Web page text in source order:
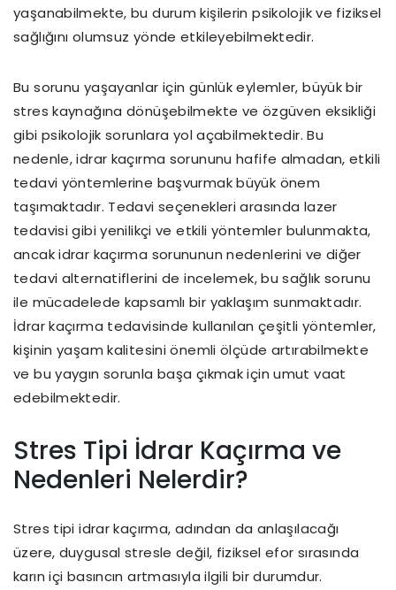
yaşanabilmekte, bu durum kişilerin psikolojik ve fiziksel
sağlığını olumsuz yönde etkileyebilmektedir.
Bu sorunu yaşayanlar için günlük eylemler, büyük bir
stres kaynağına dönüşebilmekte ve özgüven eksikliği
gibi psikolojik sorunlara yol açabilmektedir. Bu
nedenle, idrar kaçırma sorununu hafife almadan, etkili
tedavi yöntemlerine başvurmak büyük önem
taşımaktadır. Tedavi seçenekleri arasında lazer
tedavisi gibi yenilikçi ve etkili yöntemler bulunmakta,
ancak idrar kaçırma sorununun nedenlerini ve diğer
tedavi alternatiflerini de incelemek, bu sağlık sorunu
ile mücadelede kapsamlı bir yaklaşım sunmaktadır.
İdrar kaçırma tedavisinde kullanılan çeşitli yöntemler,
kişinin yaşam kalitesini önemli ölçüde artırabilmekte
ve bu yaygın sorunla başa çıkmak için umut vaat
edebilmektedir.
Stres Tipi İdrar Kaçırma ve
Nedenleri Nelerdir?
Stres tipi idrar kaçırma, adından da anlaşılacağı
üzere, duygusal stresle değil, fiziksel efor sırasında
karın içi basıncın artmasıyla ilgili bir durumdur.